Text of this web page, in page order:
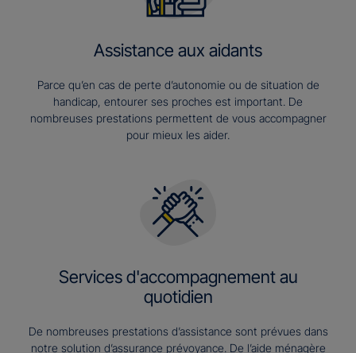
Assistance aux aidants
Parce qu’en cas de perte d’autonomie ou de situation de
handicap, entourer ses proches est important. De
nombreuses prestations permettent de vous accompagner
pour mieux les aider.
Services d'accompagnement au
quotidien
De nombreuses prestations d’assistance sont prévues dans
notre solution d’assurance prévoyance. De l’aide ménagère